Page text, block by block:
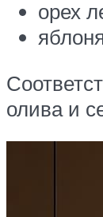
орех
олива и